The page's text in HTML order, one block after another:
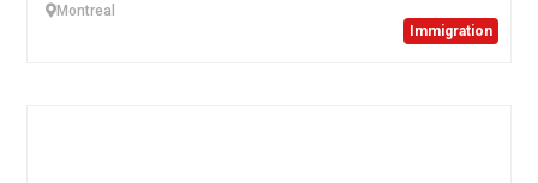
Montreal
Immigration